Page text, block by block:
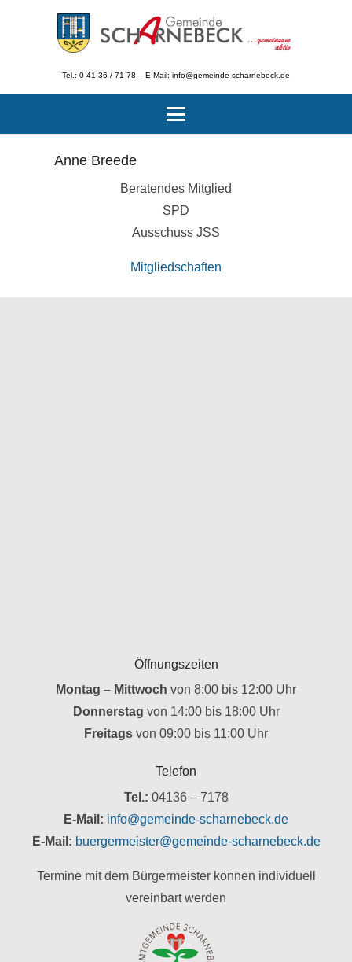
Tel.: 0 41 36 / 71 78 – E-Mail: info@gemeinde-scharnebeck.de
Anne Breede
Beratendes Mitglied
SPD
Ausschuss JSS
Mitgliedschaften
Öffnungszeiten
Montag – Mittwoch von 8:00 bis 12:00 Uhr
Donnerstag von 14:00 bis 18:00 Uhr
Freitags von 09:00 bis 11:00 Uhr
Telefon
Tel.: 04136 – 7178
E-Mail: info@gemeinde-scharnebeck.de
E-Mail: buergermeister@gemeinde-scharnebeck.de
Termine mit dem Bürgermeister können individuell
vereinbart werden